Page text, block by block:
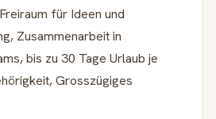
für Ideen und
Zusammenarbeit in
bis zu 30 Tage Urlaub je
Grosszügiges